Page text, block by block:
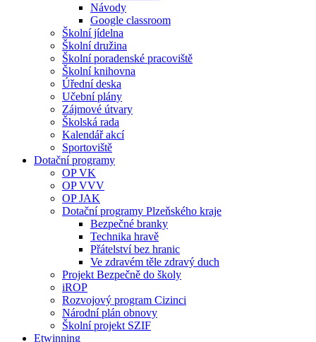
Návody
Google classroom
Školní jídelna
Školní družina
Školní poradenské pracoviště
Školní knihovna
Úřední deska
Učební plány
Zájmové útvary
Školská rada
Kalendář akcí
Sportoviště
Dotační programy
OP VK
OP VVV
OP JAK
Dotační programy Plzeňského kraje
Bezpečné branky
Technika hravě
Přátelství bez hranic
Ve zdravém těle zdravý duch
Projekt Bezpečně do školy
iROP
Rozvojový program Cizinci
Národní plán obnovy
Školní projekt SZIF
Etwinning